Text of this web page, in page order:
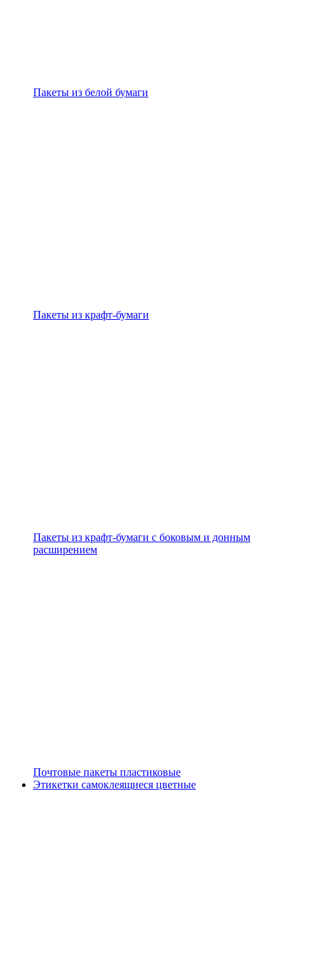
Пакеты из белой бумаги
Пакеты из крафт-бумаги
Пакеты из крафт-бумаги с боковым и донным
расширением
Почтовые пакеты пластиковые
Этикетки самоклеящиеся цветные